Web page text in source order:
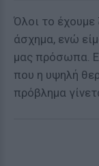
Όλοι το έχουμε
άσχημα, ενώ
μας πρόσωπα.
που η υψηλή
πρόβλημα